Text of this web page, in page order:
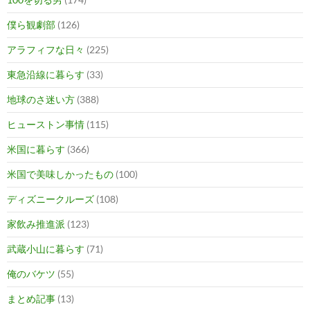
僕ら観劇部 (126)
アラフィフな日々 (225)
東急沿線に暮らす (33)
地球のさ迷い方 (388)
ヒューストン事情 (115)
米国に暮らす (366)
米国で美味しかったもの (100)
ディズニークルーズ (108)
家飲み推進派 (123)
武蔵小山に暮らす (71)
俺のバケツ (55)
まとめ記事 (13)